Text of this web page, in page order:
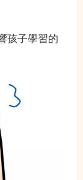
孩子學習的